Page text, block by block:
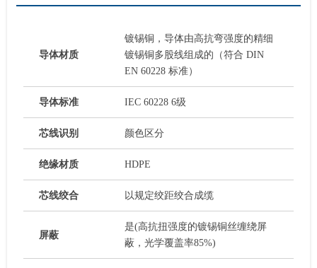
导体材质
镀锡铜，导体由高抗弯强度的精细
镀锡铜多股线组成的（符合 DIN
EN 60228 标准）
导体标准 IEC 60228 6级
芯线识别 颜色区分
绝缘材质 HDPE
芯线绞合 以规定绞距绞合成缆
屏蔽
是(高抗扭强度的镀锡铜丝缠绕屏
蔽，光学覆盖率85%)